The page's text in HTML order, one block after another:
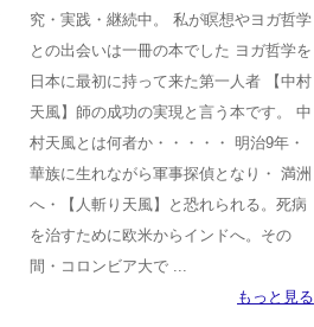
究・実践・継続中。 私が瞑想やヨガ哲学
との出会いは一冊の本でした ヨガ哲学を
日本に最初に持って来た第一人者 【中村
天風】師の成功の実現と言う本です。 中
村天風とは何者か・・・・・ 明治9年・
華族に生れながら軍事探偵となり・ 満洲
へ・【人斬り天風】と恐れられる。死病
を治すために欧米からインドへ。その
間・コロンビア大で ...
もっと見る